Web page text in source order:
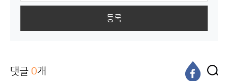
등록
댓글 0개